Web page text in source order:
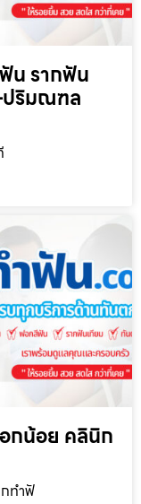
น รากฟัน
ปริมณฑล
กน้อย คลินิก
ทำฟั